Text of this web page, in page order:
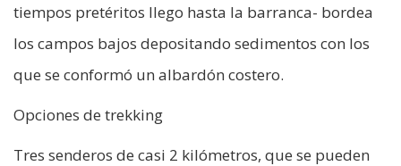
tiempos pretéritos llego hasta la barranca- bordea
los campos bajos depositando sedimentos con los
que se conformó un albardón costero.
Opciones de trekking
Tres senderos de casi 2 kilómetros, que se pueden